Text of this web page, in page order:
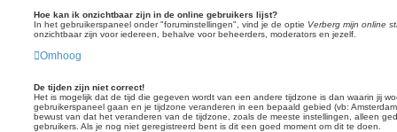
Hoe kan ik onzichtbaar zijn in de online gebruikers lijst?
In het gebruikerspaneel onder "foruminstellingen", vind je de optie Verberg mijn online
onzichtbaar zijn voor iedereen, behalve voor beheerders, moderators en jezelf.
Omhoog
De tijden zijn niet correct!
Het is mogelijk dat de tijd die gegeven wordt van een andere tijdzone is dan waarin jij
gebruikerspaneel gaan en je tijdzone veranderen in een bepaald gebied (vb:
bewust van dat het veranderen van de tijdzone, zoals de meeste instellingen, alleen
gebruikers. Als je nog niet geregistreerd bent is dit een goed moment om dit te doen.